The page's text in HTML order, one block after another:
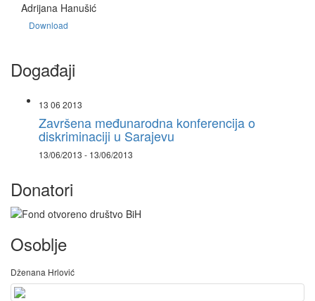
Adrijana Hanušić
Download
Događaji
13 06 2013
Završena međunarodna konferencija o
diskriminaciji u Sarajevu
13/06/2013 - 13/06/2013
Donatori
Osoblje
Dženana Hrlović